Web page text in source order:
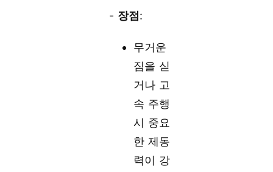
- 장점:
무거운
짐을 싣
거나 고
속 주행
시 중요
한 제동
력이 강